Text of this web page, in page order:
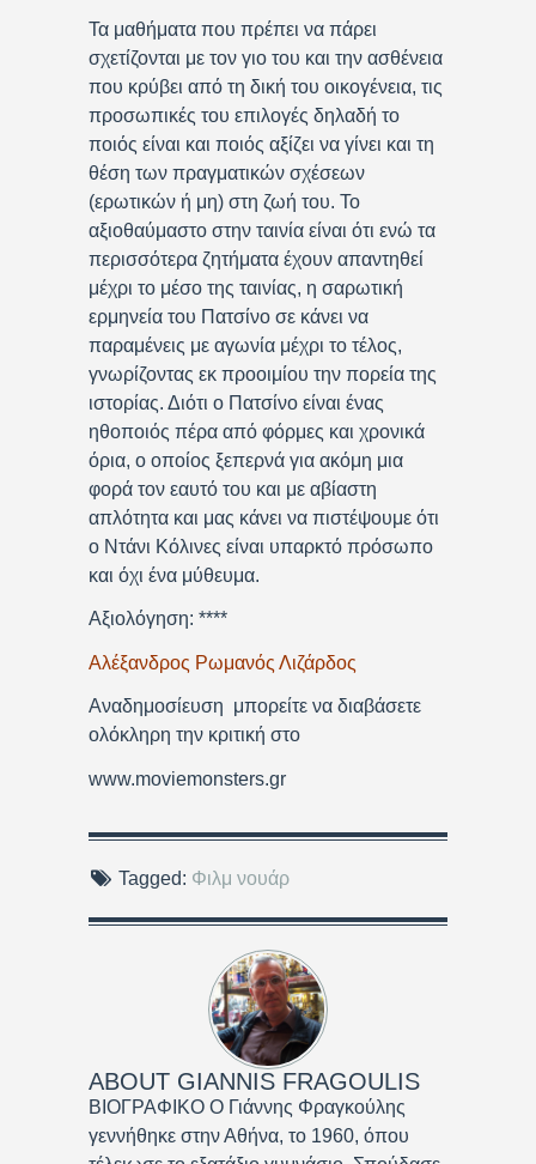
Τα μαθήματα που πρέπει να πάρει
σχετίζονται με τον γιο του και την ασθένεια
που κρύβει από τη δική του οικογένεια, τις
προσωπικές του επιλογές δηλαδή το
ποιός είναι και ποιός αξίζει να γίνει και τη
θέση των πραγματικών σχέσεων
(ερωτικών ή μη) στη ζωή του. Το
αξιοθαύμαστο στην ταινία είναι ότι ενώ τα
περισσότερα ζητήματα έχουν απαντηθεί
μέχρι το μέσο της ταινίας, η σαρωτική
ερμηνεία του Πατσίνο σε κάνει να
παραμένεις με αγωνία μέχρι το τέλος,
γνωρίζοντας εκ προοιμίου την πορεία της
ιστορίας. Διότι ο Πατσίνο είναι ένας
ηθοποιός πέρα από φόρμες και χρονικά
όρια, ο οποίος ξεπερνά για ακόμη μια
φορά τον εαυτό του και με αβίαστη
απλότητα και μας κάνει να πιστέψουμε ότι
ο Ντάνι Κόλινες είναι υπαρκτό πρόσωπο
και όχι ένα μύθευμα.
Αξιολόγηση: ****
Αλέξανδρος Ρωμανός Λιζάρδος
Αναδημοσίευση ­ μπορείτε να διαβάσετε
ολόκληρη την κριτική στο
www.moviemonsters.gr
Tagged: Φιλμ νουάρ
ABOUT GIANNIS FRAGOULIS
ΒΙΟΓΡΑΦΙΚΟ Ο Γιάννης Φραγκούλης
γεννήθηκε στην Αθήνα, το 1960, όπου